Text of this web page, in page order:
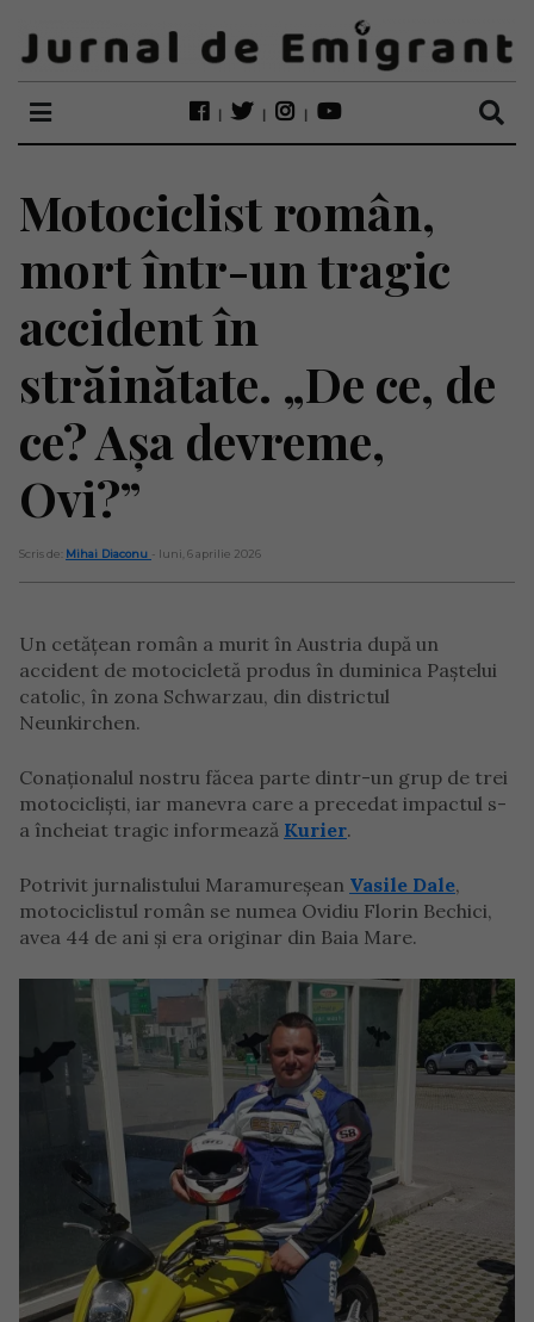
Motociclist român,
mort într-un tragic
accident în
străinătate. „De ce, de
ce? Așa devreme,
Ovi?”
Scris de: Mihai Diaconu - luni, 6 aprilie 2026
Un cetățean român a murit în Austria după un
accident de motocicletă produs în duminica Paștelui
catolic, în zona Schwarzau, din districtul
Neunkirchen.
Conaționalul nostru făcea parte dintr-un grup de trei
motocicliști, iar manevra care a precedat impactul s-
a încheiat tragic informează Kurier.
Potrivit jurnalistului Maramureșean Vasile Dale,
motociclistul român se numea Ovidiu Florin Bechici,
avea 44 de ani și era originar din Baia Mare.